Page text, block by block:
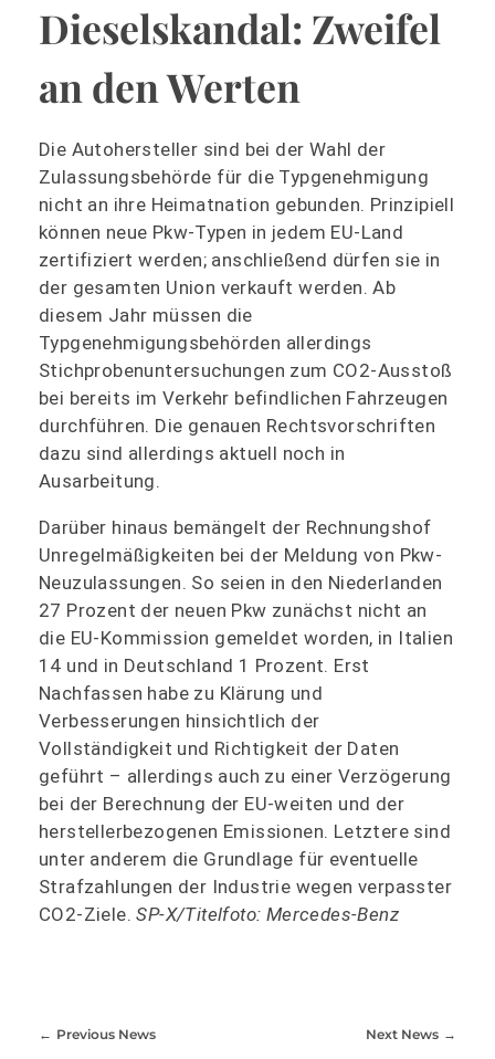
Dieselskandal: Zweifel
an den Werten
Die Autohersteller sind bei der Wahl der
Zulassungsbehörde für die Typgenehmigung
nicht an ihre Heimatnation gebunden. Prinzipiell
können neue Pkw-Typen in jedem EU-Land
zertifiziert werden; anschließend dürfen sie in
der gesamten Union verkauft werden. Ab
diesem Jahr müssen die
Typgenehmigungsbehörden allerdings
Stichprobenuntersuchungen zum CO2-Ausstoß
bei bereits im Verkehr befindlichen Fahrzeugen
durchführen. Die genauen Rechtsvorschriften
dazu sind allerdings aktuell noch in
Ausarbeitung.
Darüber hinaus bemängelt der Rechnungshof
Unregelmäßigkeiten bei der Meldung von Pkw-
Neuzulassungen. So seien in den Niederlanden
27 Prozent der neuen Pkw zunächst nicht an
die EU-Kommission gemeldet worden, in Italien
14 und in Deutschland 1 Prozent. Erst
Nachfassen habe zu Klärung und
Verbesserungen hinsichtlich der
Vollständigkeit und Richtigkeit der Daten
geführt – allerdings auch zu einer Verzögerung
bei der Berechnung der EU-weiten und der
herstellerbezogenen Emissionen. Letztere sind
unter anderem die Grundlage für eventuelle
Strafzahlungen der Industrie wegen verpasster
CO2-Ziele.SP-X/Titelfoto: Mercedes-Benz
Previous News Next News